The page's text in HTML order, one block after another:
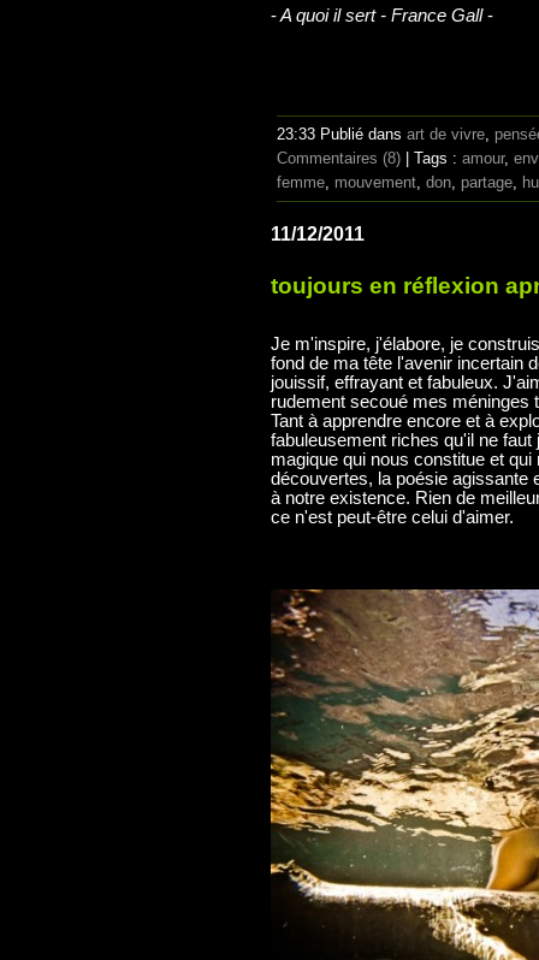
-A quoi il sert - France Gall-
23:33 Publié dans art de vivre
Commentaires (8) | Tags : amour,
femme mouvement don partage
11/12/2011
toujours en réflexion
Je m'inspire, j'élabore, je
fond de ma tête l'avenir incertain
jouissif, effrayant et fabuleux.
rudement secoué mes méninges
Tant à apprendre encore et à
fabuleusement riches qu'il ne
magique qui nous constitue et
découvertes, la poésie agissante
à notre existence. Rien de
ce n'est peut-être celui d'aimer.